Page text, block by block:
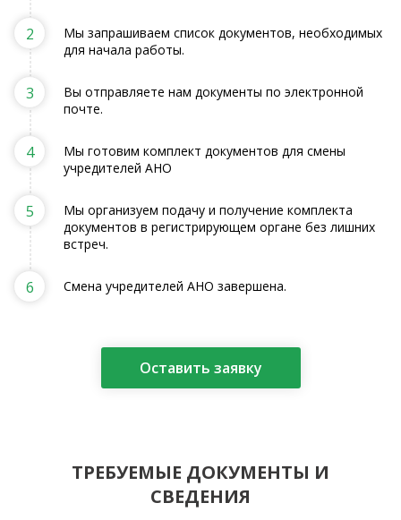
2
Мы запрашиваем список документов, необходимых
для начала работы.
3
Вы отправляете нам документы по электронной
почте.
4
Мы готовим комплект документов для смены
учредителей АНО
5
Мы организуем подачу и получение комплекта
документов в регистрирующем органе без лишних
встреч.
6 Смена учредителей АНО завершена.
Оставить заявку
ТРЕБУЕМЫЕ ДОКУМЕНТЫ И
СВЕДЕНИЯ